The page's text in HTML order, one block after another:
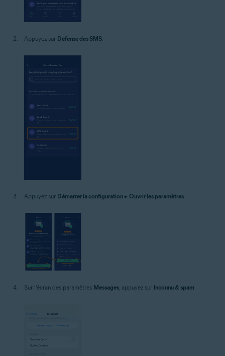
Appuyez sur Défense des SMS.
Appuyez sur Démarrer la configuration ▸ Ouvrir les paramètres.
Sur l’écran des paramètres Messages, appuyez sur Inconnu & spam.